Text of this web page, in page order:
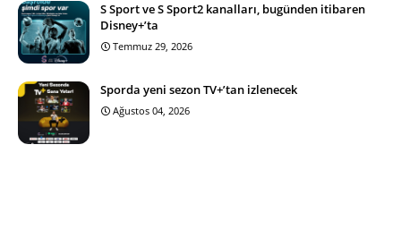
S Sport ve S Sport2 kanalları, bugünden itibaren
Disney+’ta
Temmuz 29, 2026
Sporda yeni sezon TV+’tan izlenecek
Ağustos 04, 2026